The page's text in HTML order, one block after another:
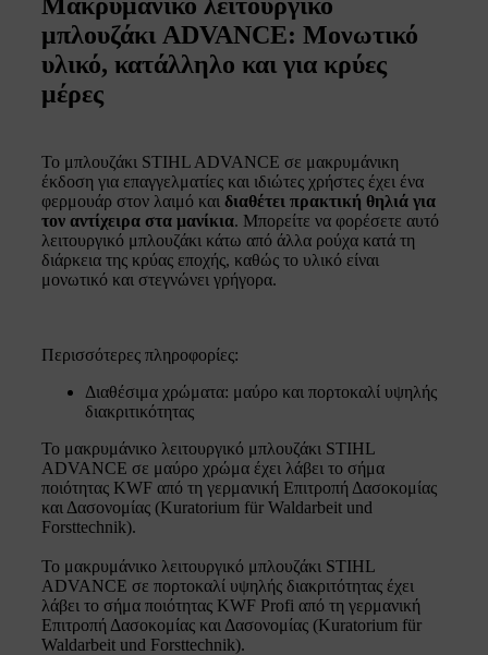
μπλουζάκι ADVANCE: Μονωτικό
υλικό, κατάλληλο και για κρύες
μέρες
Το μπλουζάκι STIHL ADVANCE σε μακρυμάνικη
έκδοση για επαγγελματίες και ιδιώτες χρήστες έχει ένα
φερμουάρ στον λαιμό και διαθέτει πρακτική θηλιά για
τον αντίχειρα στα μανίκια. Μπορείτε να φορέσετε αυτό
λειτουργικό μπλουζάκι κάτω από άλλα ρούχα κατά τη
διάρκεια της κρύας εποχής, καθώς το υλικό είναι
μονωτικό και στεγνώνει γρήγορα.
Περισσότερες πληροφορίες:
Διαθέσιμα χρώματα: μαύρο και πορτοκαλί υψηλής
διακριτικότητας
Το μακρυμάνικο λειτουργικό μπλουζάκι STIHL
ADVANCE σε μαύρο χρώμα έχει λάβει το σήμα
ποιότητας KWF από τη γερμανική Επιτροπή Δασοκομίας
και Δασονομίας (Kuratorium für Waldarbeit und
Forsttechnik).
Το μακρυμάνικο λειτουργικό μπλουζάκι STIHL
ADVANCE σε πορτοκαλί υψηλής διακριτότητας έχει
λάβει το σήμα ποιότητας KWF Profi από τη γερμανική
Επιτροπή Δασοκομίας και Δασονομίας (Kuratorium für
Waldarbeit und Forsttechnik).